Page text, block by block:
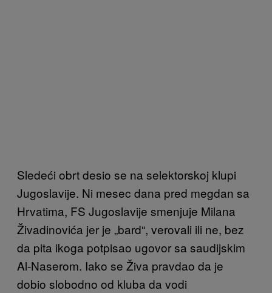
Sledeći obrt desio se na selektorskoj klupi
Jugoslavije. Ni mesec dana pred megdan sa
Hrvatima, FS Jugoslavije smenjuje Milana
Živadinovića jer je „bard“, verovali ili ne, bez
da pita ikoga potpisao ugovor sa saudijskim
Al-Naserom. Iako se Živa pravdao da je
dobio slobodno od kluba da vodi